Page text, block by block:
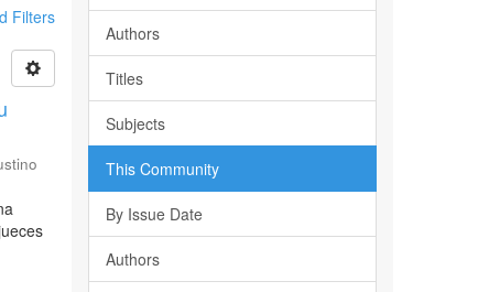
Filters
Authors
Titles
Subjects
This Community
By Issue Date
Authors